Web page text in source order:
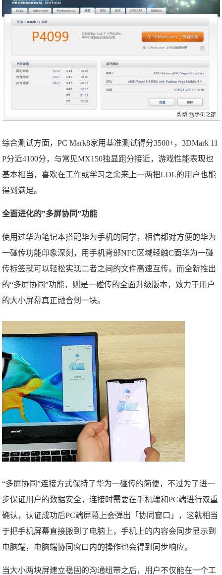
综合测试方面，PC Mark8家用基准测试得分3500+，3DMark 11
P分近4100分，与常见MX150独显跑分接近，游戏性能表现也
基本相当，喜欢在工作或学习之余来上一两把LOL的用户也能
得到满足。
全面进化的”多屏协同”功能
使用过华为笔记本搭配华为手机的同学，相信都对方便的华为
一碰传功能印象深刻，用手机背部NFC区域轻触C面华为一碰
传标签就可以轻松实现二者之间的文件高速互传。而全新推出
的“多屏协同”功能，则是一碰传的全面升级版本，致力于用户
的大小屏幕真正融合到一块。
“多屏协同”连接方式保持了华为一碰传的简便，不过为了进一
步保证用户的数据安全，连接时需要在手机端和PC端进行双重
确认，认证成功后PC端屏幕上会弹出「协同窗口」，这就相当
于把手机屏幕直接搬到了电脑上，手机上的内容会同步显示到
电脑端，电脑端协同窗口内的操作也会得到同步响应。
当大小两块屏建立稳固的沟通纽带之后，用户不仅能在一个工